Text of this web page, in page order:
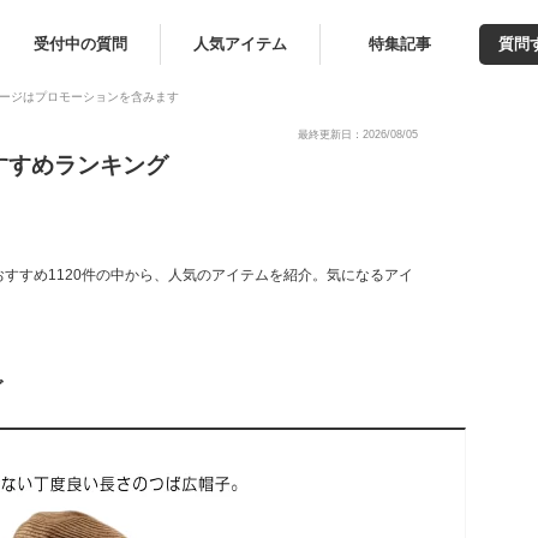
受付中の質問 人気アイテム 特集記事 質問
ジはプロモーションを含みます
最終更新日：2026/08/05
すめランキング
すめ1120件の中から、人気のアイテムを紹介。気になるアイ